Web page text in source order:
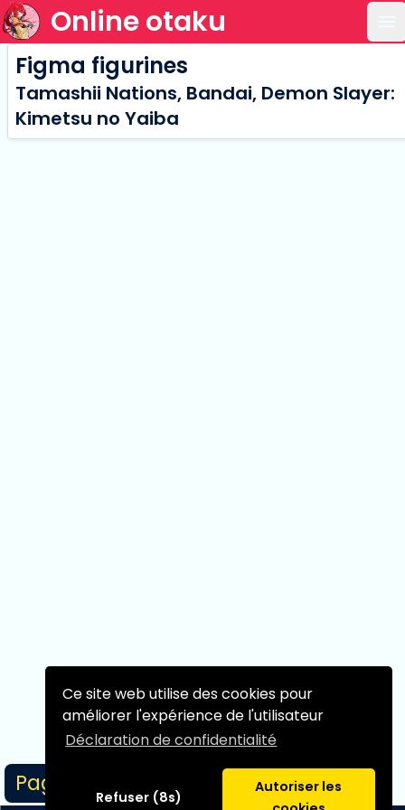
Ce site web utilise des cookies pour
améliorer l'expérience de l'utilisateur
Déclaration de confidentialité
Refuser (8s)
Autoriser les
Online otaku
Page 0/0
Figma figurines
Tamashii Nations, Bandai, Demon Slayer:
Kimetsu no Yaiba